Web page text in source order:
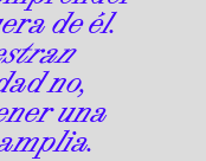
de él.
no,
una